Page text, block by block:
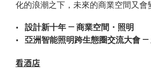
化的浪潮之下，未來的商業空間又會
設計新十年 — 商業空間・照明
亞洲智能照明跨生態圈交流大會 —
看酒店